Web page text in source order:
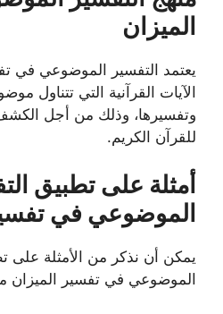
الميزان
يعتمد التفسير الموضوعي في
الآيات القرآنية التي تتناول
وتفسيرها، وذلك من أجل
للقرآن الكريم.
أمثلة على تطبيق
الموضوعي في
يمكن أن نذكر من الأمثلة على
الموضوعي في تفسير الميزان